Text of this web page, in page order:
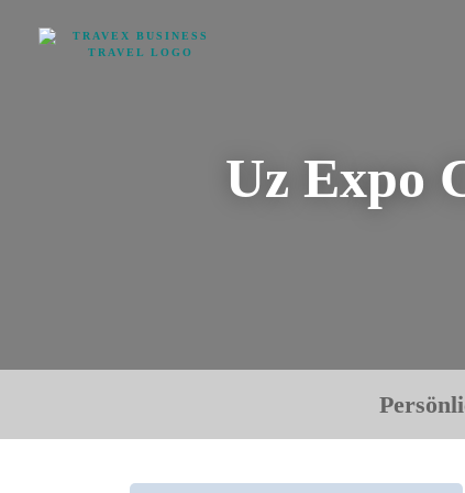
Uz Expo